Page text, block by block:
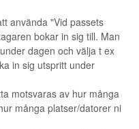
använda "Vid passets
bokar in sig till. Man
dagen och välja t ex
in sig utspritt under
motsvaras av hur många
många platser/datorer ni